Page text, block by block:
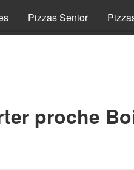
Pizzas Senior
proche